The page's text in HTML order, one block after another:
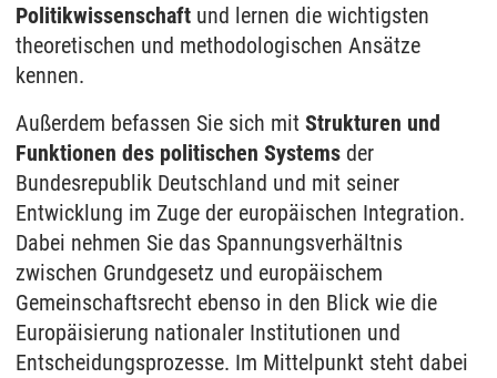
Politikwissenschaft und lernen die wichtigsten
theoretischen und methodologischen Ansätze
kennen.
Außerdem befassen Sie sich mit Strukturen und
Funktionen des politischen Systems der
Bundesrepublik Deutschland und mit seiner
Entwicklung im Zuge der europäischen Integration.
Dabei nehmen Sie das Spannungsverhältnis
zwischen Grundgesetz und europäischem
Gemeinschaftsrecht ebenso in den Blick wie die
Europäisierung nationaler Institutionen und
Entscheidungsprozesse. Im Mittelpunkt steht dabei